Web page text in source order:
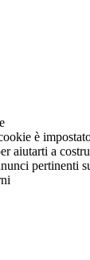
è
aiutarti a
pertinenti